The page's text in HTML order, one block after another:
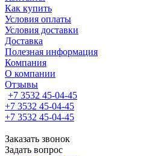
Как купить
Условия оплаты
Условия доставки
Доставка
Полезная информация
Компания
О компании
Отзывы
+7 3532 45-04-45
+7 3532 45-04-45
+7 3532 45-04-45
Заказать звонок
Задать вопрос